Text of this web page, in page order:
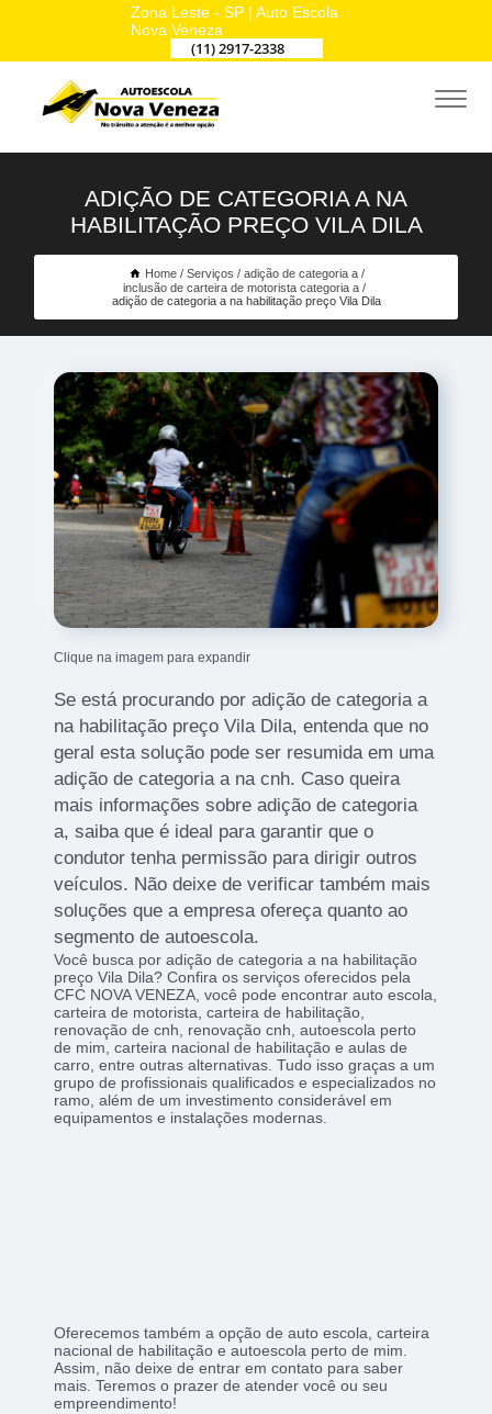
Zona Leste - SP | Auto Escola
Nova Veneza
(11) 2917-2338
ADIÇÃO DE CATEGORIA A NA
HABILITAÇÃO PREÇO VILA DILA
Home Serviços
adição de categoria a
inclusão de carteira de motorista categoria a
adição de categoria a na habilitação preço Vila Dila
Clique na imagem para expandir
Se está procurando por adição de categoria a
na habilitação preço Vila Dila, entenda que no
geral esta solução pode ser resumida em uma
adição de categoria a na cnh. Caso queira
mais informações sobre adição de categoria
a, saiba que é ideal para garantir que o
condutor tenha permissão para dirigir outros
veículos. Não deixe de verificar também mais
soluções que a empresa ofereça quanto ao
segmento de autoescola.
Você busca por adição de categoria a na habilitação
preço Vila Dila? Confira os serviços oferecidos pela
CFC NOVA VENEZA, você pode encontrar auto escola,
carteira de motorista, carteira de habilitação,
renovação de cnh, renovação cnh, autoescola perto
de mim, carteira nacional de habilitação e aulas de
carro, entre outras alternativas. Tudo isso graças a um
grupo de profissionais qualificados e especializados no
ramo, além de um investimento considerável em
equipamentos e instalações modernas.
Oferecemos também a opção de auto escola, carteira
nacional de habilitação e autoescola perto de mim.
Assim, não deixe de entrar em contato para saber
mais. Teremos o prazer de atender você ou seu
empreendimento!